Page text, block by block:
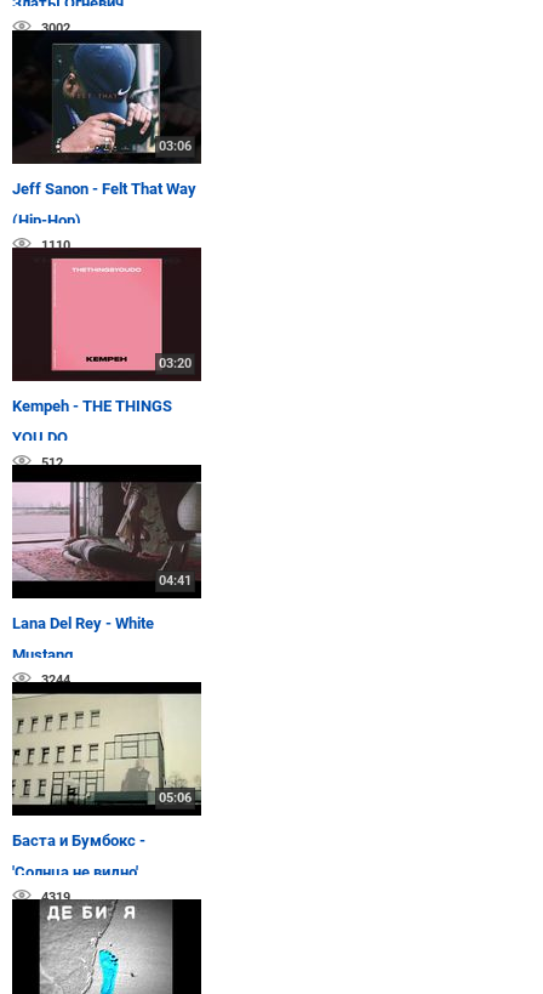
3002
03:06
Jeff Sanon - Felt That Way
(Hip-Hop)
1110
03:20
Kempeh - THE THINGS
YOU DO
512
04:41
Lana Del Rey - White
Mustang
3244
05:06
Баста и Бумбокс -
'Солнца не видно'
4319